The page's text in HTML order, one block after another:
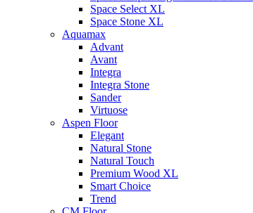
Space Select XL
Space Stone XL
Aquamax
Advant
Avant
Integra
Integra Stone
Sander
Virtuose
Aspen Floor
Elegant
Natural Stone
Natural Touch
Premium Wood XL
Smart Choice
Trend